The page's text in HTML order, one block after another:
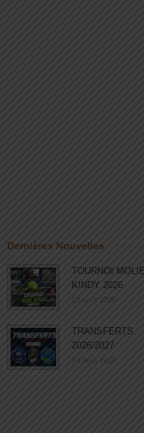
Dernières Nouvelles
TOURNOI
KINDY 2026
03 août 2026
TRANSFERTS
2026/2027
03 août 2026